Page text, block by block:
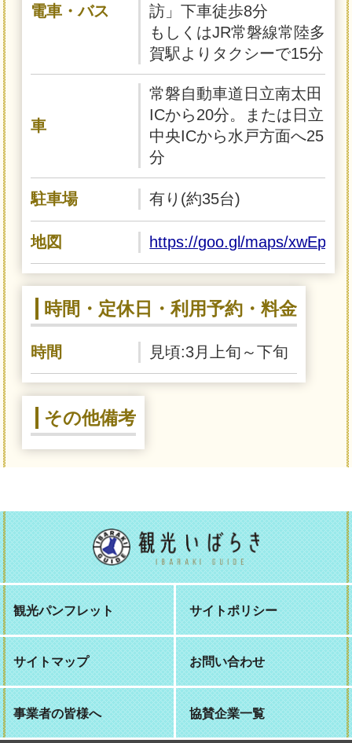
電車・バス
訪」下車徒歩8分
もしくはJR常磐線常陸多
賀駅よりタクシーで15分
車
常磐自動車道日立南太田
ICから20分。または日立
中央ICから水戸方面へ25
分
駐車場 有り(約35台)
地図 https://goo.gl/maps/
時間・定休日・利用予約・料金
時間 見頃:3月上旬～下旬
その他備考
観光パンフレット サイトポリシー
サイトマップ お問い合わせ
事業者の皆様へ 協賛企業一覧